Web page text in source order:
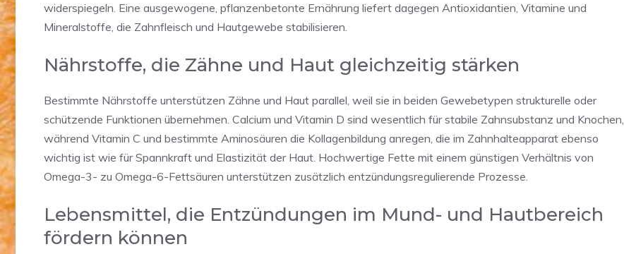
widerspiegeln. Eine ausgewogene, pflanzenbetonte Ernährung liefert dagegen Antioxidantien, Vitamine und
Mineralstoffe, die Zahnfleisch und Hautgewebe stabilisieren.
Nährstoffe, die Zähne und Haut gleichzeitig stärken
Bestimmte Nährstoffe unterstützen Zähne und Haut parallel, weil sie in beiden Gewebetypen strukturelle oder
schützende Funktionen übernehmen. Calcium und Vitamin D sind wesentlich für stabile Zahnsubstanz und Knochen,
während Vitamin C und bestimmte Aminosäuren die Kollagenbildung anregen, die im Zahnhalteapparat ebenso
wichtig ist wie für Spannkraft und Elastizität der Haut. Hochwertige Fette mit einem günstigen Verhältnis von
Omega-3- zu Omega-6-Fettsäuren unterstützen zusätzlich entzündungsregulierende Prozesse.
Lebensmittel, die Entzündungen im Mund- und Hautbereich
fördern können